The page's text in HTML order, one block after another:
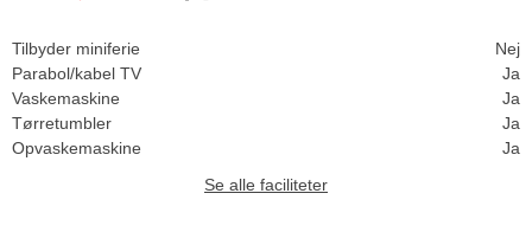
Tilbyder miniferie
Nej
Parabol/kabel TV
Ja
Vaskemaskine
Ja
Tørretumbler
Ja
Opvaskemaskine
Ja
Se alle faciliteter